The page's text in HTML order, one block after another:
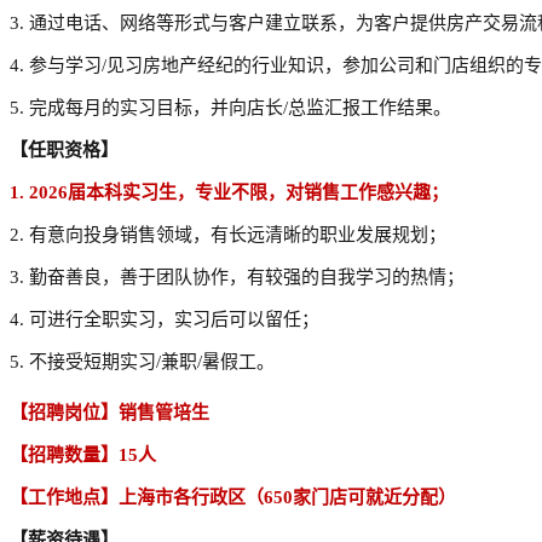
3. 通过电话、网络等形式与客户建立联系，为客户提供房产交易流
4. 参与学习/见习房地产经纪的行业知识，参加公司和门店组织的专
5. 完成每月的实习目标，并向店长/总监汇报工作结果。
【任职资格】
1. 2026届本科实习生，专业不限， 对销售工作感兴趣；
2. 有意向投身销售领域，有长远清晰的职业发展规划 ；
3. 勤奋善良， 善于团队协作， 有较强的自我学习的热情；
4. 可进行全职实习，实习后可以留任；
5. 不接受短期实习/兼职/暑假工。
【招聘岗位】 销售管培生
【招聘数量】 15人
【工作地点】上海市各行政区 （650家门店可就近分配）